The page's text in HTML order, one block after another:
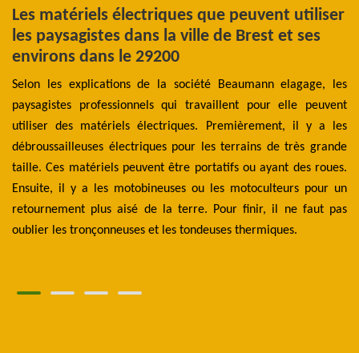
Les matériels électriques que peuvent utiliser
les paysagistes dans la ville de Brest et ses
environs dans le 29200
Selon les explications de la société Beaumann elagage, les
paysagistes professionnels qui travaillent pour elle peuvent
utiliser des matériels électriques. Premièrement, il y a les
débroussailleuses électriques pour les terrains de très grande
taille. Ces matériels peuvent être portatifs ou ayant des roues.
Ensuite, il y a les motobineuses ou les motoculteurs pour un
retournement plus aisé de la terre. Pour finir, il ne faut pas
oublier les tronçonneuses et les tondeuses thermiques.